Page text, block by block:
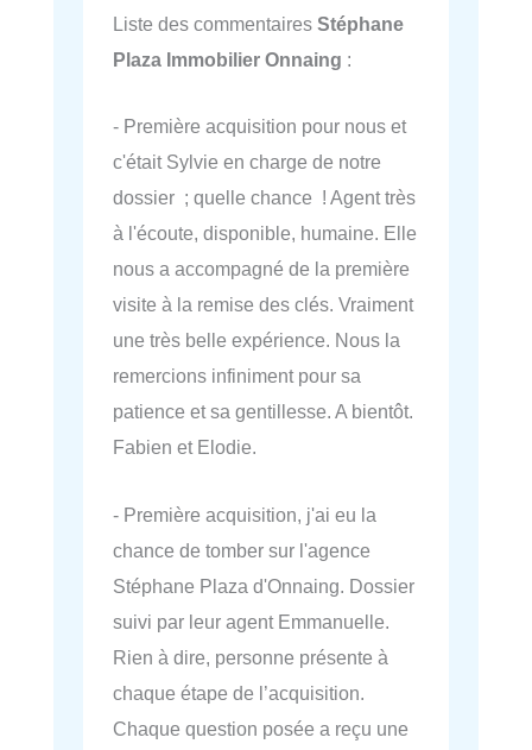
Liste des commentaires Stéphane
Plaza Immobilier Onnaing :
- Première acquisition pour nous et
c'était Sylvie en charge de notre
dossier ; quelle chance ! Agent très
à l'écoute, disponible, humaine. Elle
nous a accompagné de la première
visite à la remise des clés. Vraiment
une très belle expérience. Nous la
remercions infiniment pour sa
patience et sa gentillesse. A bientôt.
Fabien et Elodie.
- Première acquisition, j'ai eu la
chance de tomber sur l'agence
Stéphane Plaza d'Onnaing. Dossier
suivi par leur agent Emmanuelle.
Rien à dire, personne présente à
chaque étape de l’acquisition.
Chaque question posée a reçu une